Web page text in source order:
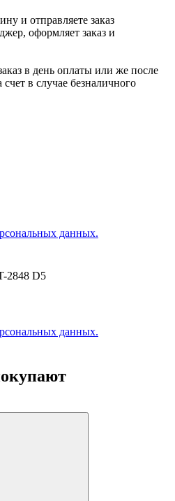
и отправляете заказ
оформляет заказ и
в день оплаты или же после
счет в случае безналичного
данных.
2848 D5
данных.